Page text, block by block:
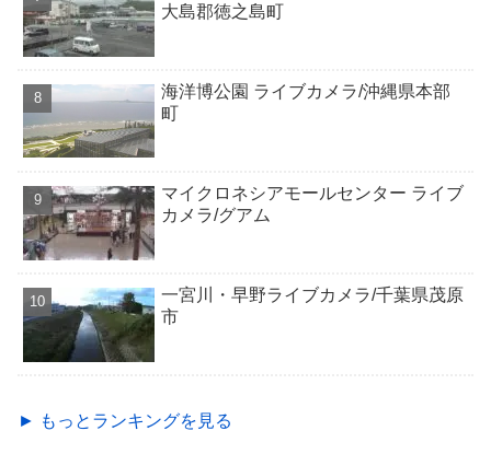
大島郡徳之島町
海洋博公園 ライブカメラ/沖縄県本部
町
マイクロネシアモールセンター ライブ
カメラ/グアム
一宮川・早野ライブカメラ/千葉県茂原
市
► もっとランキングを見る